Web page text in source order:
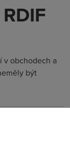
v obchodech a
být